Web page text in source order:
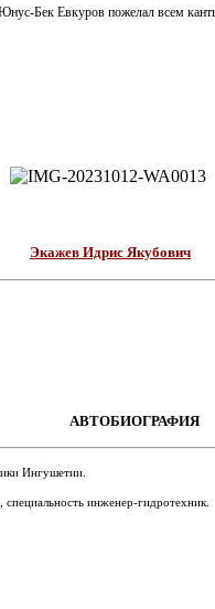
Бек Евкуров пожелал всем
Экажев Идрис Якубович
АВТОБИОГРАФИЯ
Ингушетии.
инженер-гидротехник.